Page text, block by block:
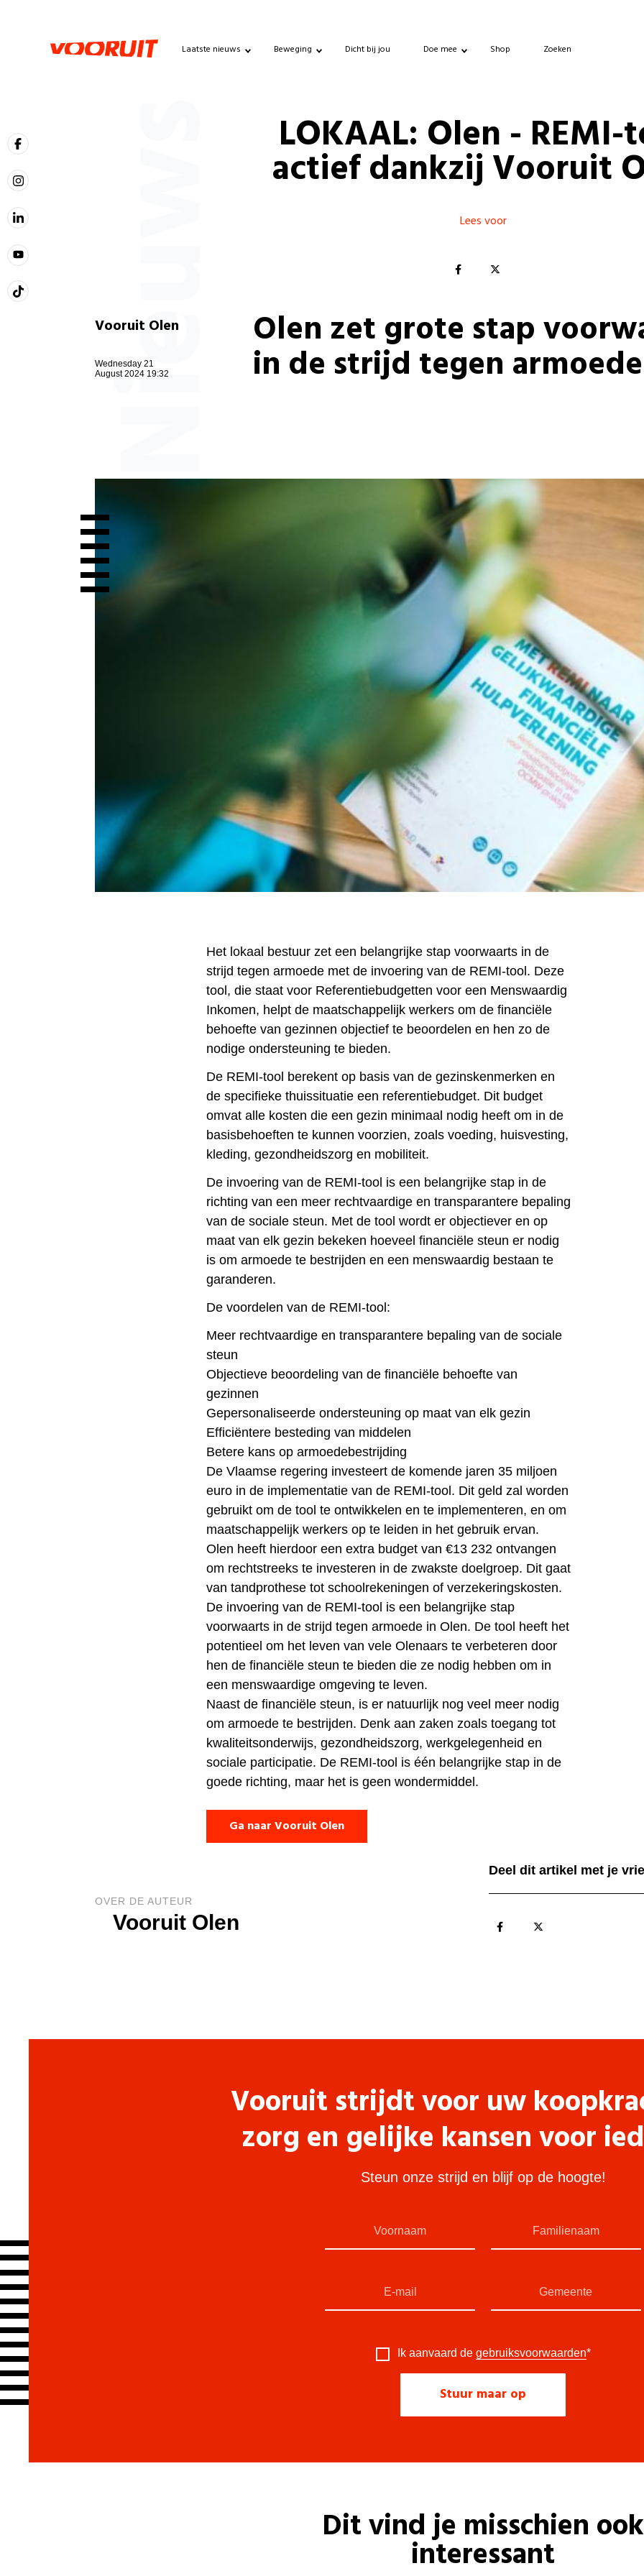
Laatste nieuws Beweging Dicht bij jou Doe mee Shop Zoeken
Nieuws LOKAAL: Olen - REMI-
actief dankzij Vooruit
Lees voor
Vooruit Olen
Wednesday 21
August 2024 19:32
Olen zet grote stap
in de strijd tegen
Het lokaal bestuur zet een belangrijke stap voorwaarts in de
strijd tegen armoede met de invoering van de REMI-tool. Deze
tool, die staat voor Referentiebudgetten voor een Menswaardig
Inkomen, helpt de maatschappelijk werkers om de financiële
behoefte van gezinnen objectief te beoordelen en hen zo de
nodige ondersteuning te bieden.
De REMI-tool berekent op basis van de gezinskenmerken en
de specifieke thuissituatie een referentiebudget. Dit budget
omvat alle kosten die een gezin minimaal nodig heeft om in de
basisbehoeften te kunnen voorzien, zoals voeding, huisvesting,
kleding, gezondheidszorg en mobiliteit.
De invoering van de REMI-tool is een belangrijke stap in de
richting van een meer rechtvaardige en transparantere bepaling
van de sociale steun. Met de tool wordt er objectiever en op
maat van elk gezin bekeken hoeveel financiële steun er nodig
is om armoede te bestrijden en een menswaardig bestaan ​​te
garanderen.
De voordelen van de REMI-tool:
Meer rechtvaardige en transparantere bepaling van de sociale
steun
Objectieve beoordeling van de financiële behoefte van
gezinnen
Gepersonaliseerde ondersteuning op maat van elk gezin
Efficiëntere besteding van middelen
Betere kans op armoedebestrijding
De Vlaamse regering investeert de komende jaren 35 miljoen
euro in de implementatie van de REMI-tool. Dit geld zal worden
gebruikt om de tool te ontwikkelen en te implementeren, en om
maatschappelijk werkers op te leiden in het gebruik ervan.
Olen heeft hierdoor een extra budget van €13 232 ontvangen
om rechtstreeks te investeren in de zwakste doelgroep. Dit gaat
van tandprothese tot schoolrekeningen of verzekeringskosten.
De invoering van de REMI-tool is een belangrijke stap
voorwaarts in de strijd tegen armoede in Olen. De tool heeft het
potentieel om het leven van vele Olenaars te verbeteren door
hen de financiële steun te bieden die ze nodig hebben om in
een menswaardige omgeving te leven.
Naast de financiële steun, is er natuurlijk nog veel meer nodig
om armoede te bestrijden. Denk aan zaken zoals toegang tot
kwaliteitsonderwijs, gezondheidszorg, werkgelegenheid en
sociale participatie. De REMI-tool is één belangrijke stap in de
goede richting, maar het is geen wondermiddel.
Ga naar Vooruit Olen
OVER DE AUTEUR
Vooruit Olen
Deel dit artikel met je
Vooruit strijdt voor uw
zorg en gelijke kansen voor
Steun onze strijd en blijf op de hoogte!
Ik aanvaard de gebruiksvoorwaarden*
Dit vind je misschien ook
interessant